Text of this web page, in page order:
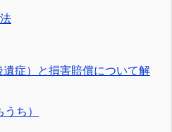
症）と損害賠償について解
ち）